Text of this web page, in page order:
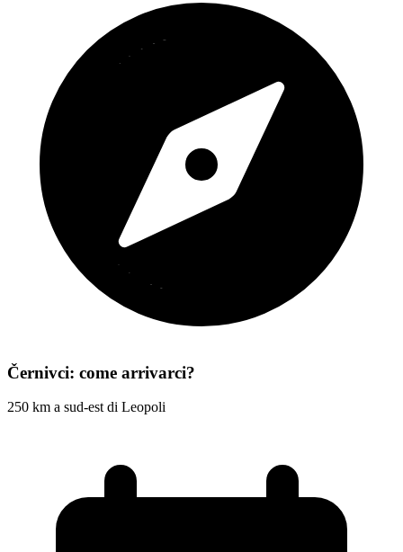
Černivci: come arrivarci?
250 km a sud-est di Leopoli